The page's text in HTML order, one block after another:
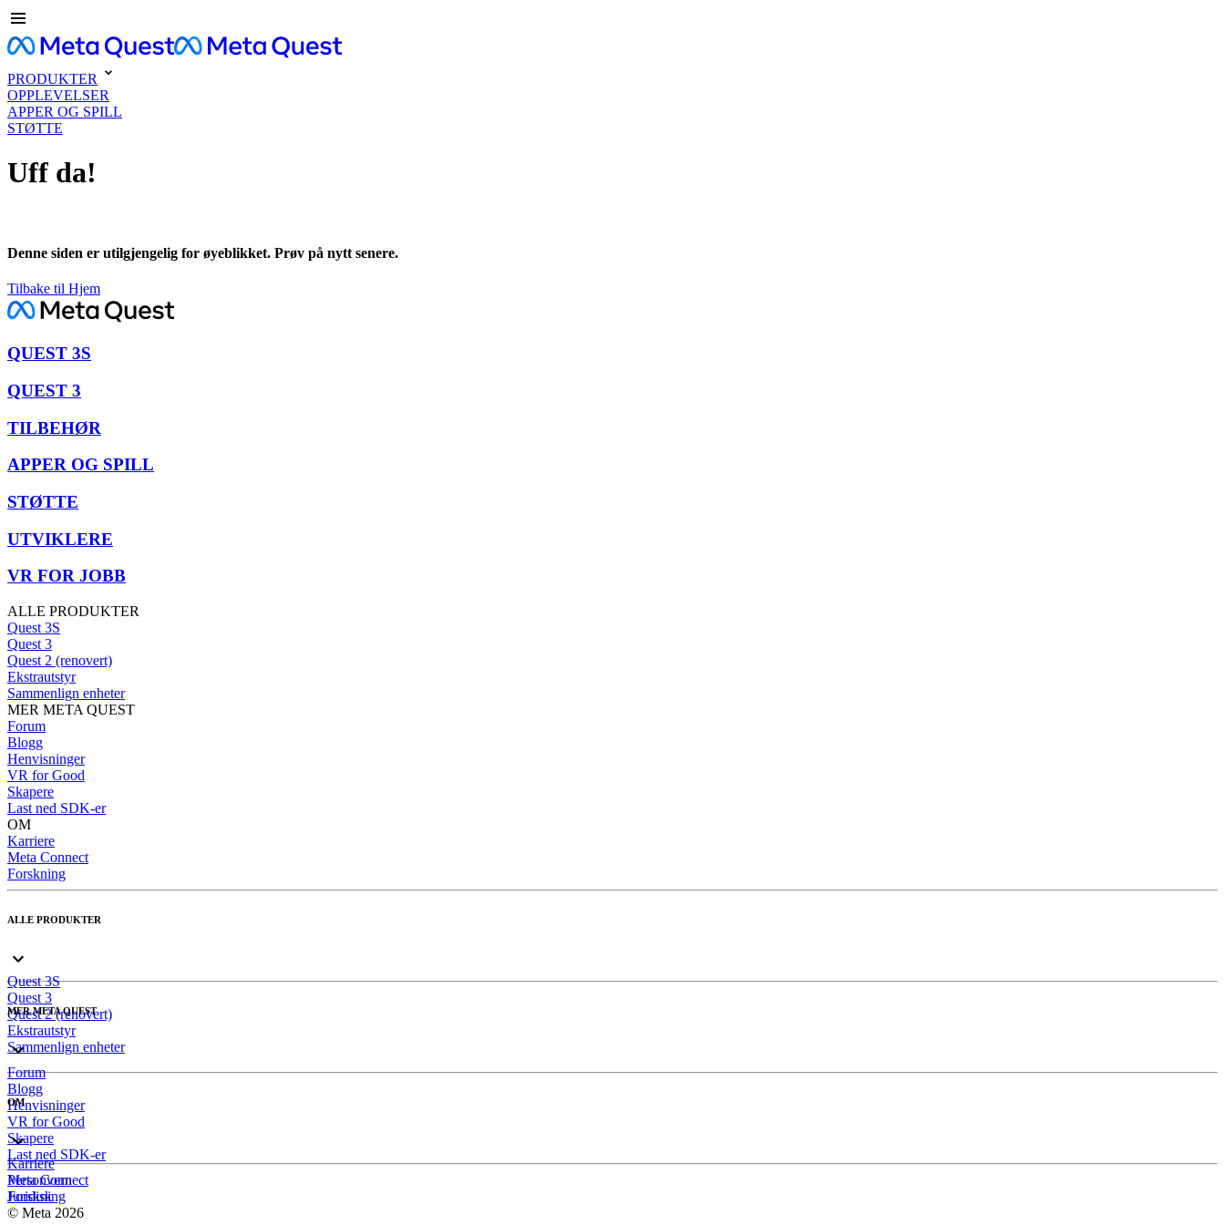
PRODUKTER
OPPLEVELSER
APPER OG SPILL
STØTTE
Uff da!
Denne siden er utilgjengelig for øyeblikket. Prøv på nytt senere.
Tilbake til Hjem
QUEST 3S
QUEST 3
TILBEHØR
APPER OG SPILL
STØTTE
UTVIKLERE
VR FOR JOBB
ALLE PRODUKTER
Quest 3S
Quest 3
Quest 2 (renovert)
Ekstrautstyr
Sammenlign enheter
MER META QUEST
Forum
Blogg
Henvisninger
VR for Good
Skapere
Last ned SDK-er
OM
Karriere
Meta Connect
Forskning
ALLE PRODUKTER
Quest 3S
Quest 3
Quest 2 (renovert)
Ekstrautstyr
Sammenlign enheter
MER META QUEST
Forum
Blogg
Henvisninger
VR for Good
Skapere
Last ned SDK-er
OM
Karriere
Meta Connect
Forskning
Personvern
Juridisk
© Meta 2026